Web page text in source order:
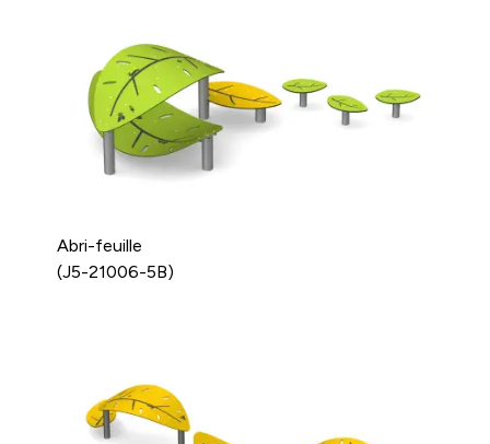
Abri-feuille
(J5-21006-5B)